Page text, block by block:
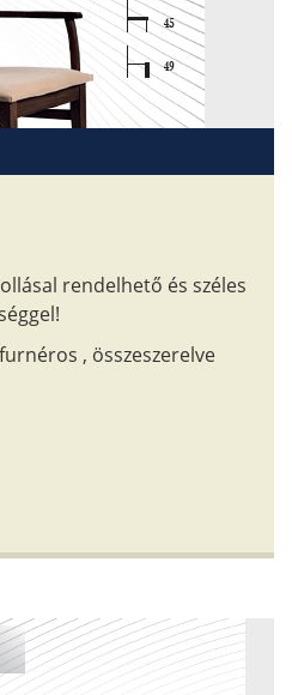
rendelhető és széles
, összeszerelve